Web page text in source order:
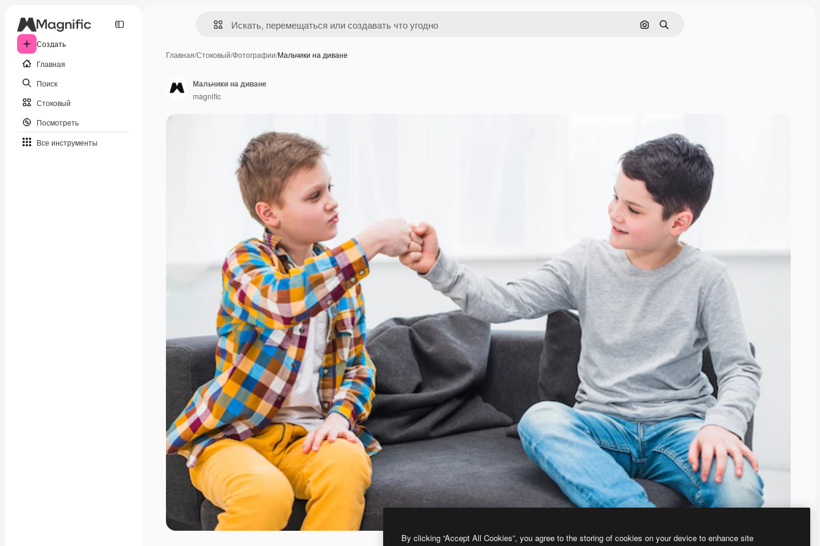
Создать
Главная
Поиск
Стоковый
Посмотреть
Все инструменты
Поиск по изображению
Поиск
Главная/Стоковый/Фотографии/Мальчики на диване
Мальчики на диване
magnific
By clicking “Accept All Cookies”, you agree to the storing of cookies on your device to enhance site